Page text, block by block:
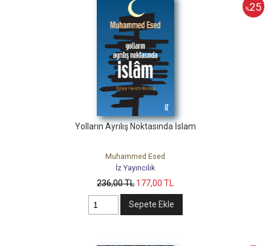
%25
Yolların Ayrılış Noktasında İslam
Muhammed Esed
İz Yayıncılık
236,00TL 177,00 TL
Sepete Ekle